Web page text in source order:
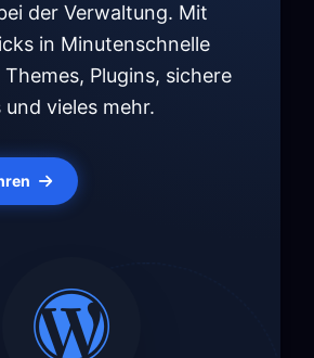
der Verwaltung. Mit
in Minutenschnelle
Plugins, sichere
vieles mehr.